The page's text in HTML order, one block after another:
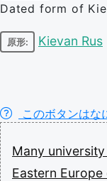
Dated form of
原形: Kievan Rus
このボタンはな
Many university
Eastern Europe